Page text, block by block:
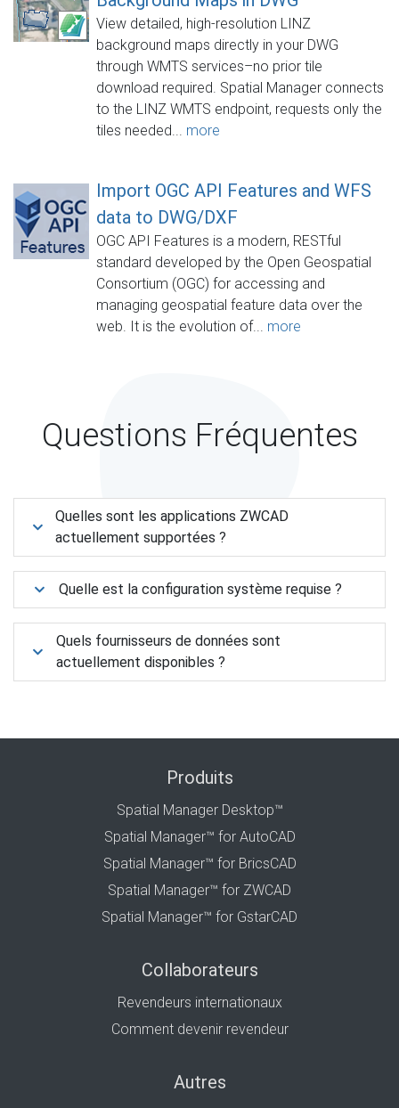
View detailed, high-resolution LINZ
background maps directly in your DWG
through WMTS services–no prior tile
download required. Spatial Manager connects
to the LINZ WMTS endpoint, requests only the
tiles needed... more
Import OGC API Features and WFS
data to DWG/DXF
OGC API Features is a modern, RESTful
standard developed by the Open Geospatial
Consortium (OGC) for accessing and
managing geospatial feature data over the
web. It is the evolution of... more
Questions Fréquentes
Quelles sont les applications ZWCAD
actuellement supportées ?
Quelle est la configuration système requise ?
Quels fournisseurs de données sont
actuellement disponibles ?
Produits
Spatial Manager Desktop™
Spatial Manager™ for AutoCAD
Spatial Manager™ for BricsCAD
Spatial Manager™ for ZWCAD
Spatial Manager™ for GstarCAD
Collaborateurs
Revendeurs internationaux
Comment devenir revendeur
Autres